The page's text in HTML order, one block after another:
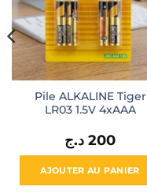
Pile ALKALINE Tiger
LR03 1.5V 4xAAA
200 د.ج
AJOUTER AU PANIER